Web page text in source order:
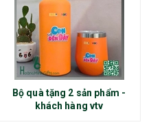
Bộ quà tặng 2 sản phẩm -
khách hàng vtv